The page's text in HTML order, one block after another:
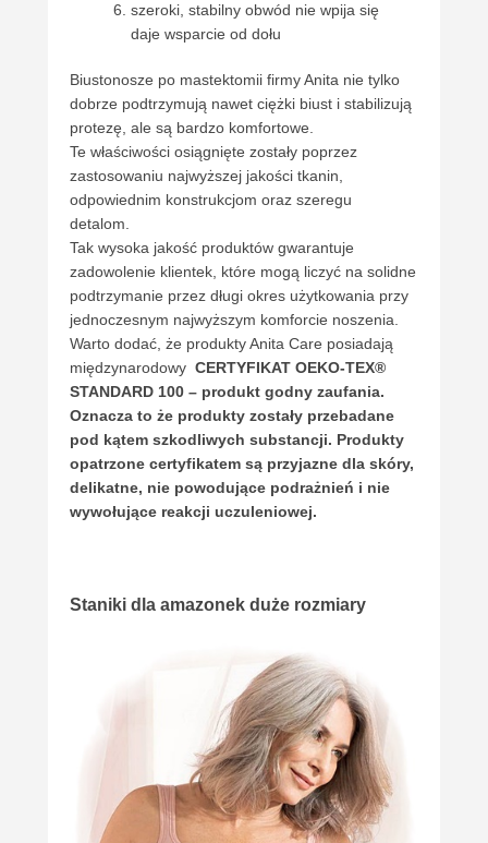
szeroki, stabilny obwód nie wpija się
daje wsparcie od dołu
Biustonosze po mastektomii firmy Anita nie tylko
dobrze podtrzymują nawet ciężki biust i stabilizują
protezę, ale są bardzo komfortowe.
Te właściwości osiągnięte zostały poprzez
zastosowaniu najwyższej jakości tkanin,
odpowiednim konstrukcjom oraz szeregu
detalom.
Tak wysoka jakość produktów gwarantuje
zadowolenie klientek, które mogą liczyć na solidne
podtrzymanie przez długi okres użytkowania przy
jednoczesnym najwyższym komforcie noszenia.
Warto dodać, że produkty Anita Care posiadają
międzynarodowy CERTYFIKAT OEKO-TEX®
STANDARD 100 – produkt godny zaufania.
Oznacza to że produkty zostały przebadane
pod kątem szkodliwych substancji. Produkty
opatrzone certyfikatem są przyjazne dla skóry,
delikatne, nie powodujące podrażnień i nie
wywołujące reakcji uczuleniowej.
Staniki dla amazonek duże rozmiary